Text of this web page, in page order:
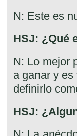
N: Este es
HSJ: ¿Qué
N: Lo mejor
a ganar y
definirlo
HSJ: